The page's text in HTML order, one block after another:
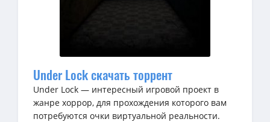
Under Lock скачать торрент
Under Lock — интересный игровой проект в
жанре хоррор, для прохождения которого вам
потребуются очки виртуальной реальности.